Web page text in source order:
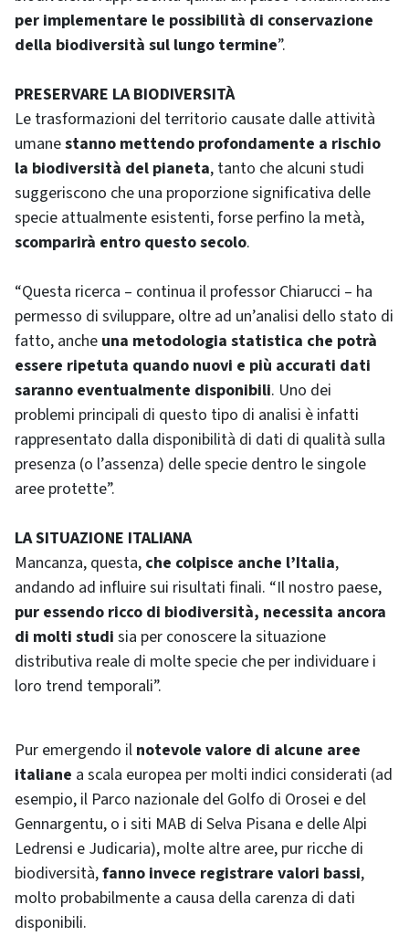
per implementare le possibilità di conservazione
della biodiversità sul lungo termine”.
PRESERVARE LA BIODIVERSITÀ
Le trasformazioni del territorio causate dalle attività
umanestanno mettendo profondamente a rischio
la biodiversità del pianeta, tanto che alcuni studi
suggeriscono che una proporzione significativa delle
specie attualmente esistenti, forse perfino la metà,
scomparirà entro questo secolo.
“Questa ricerca – continua il professor Chiarucci – ha
permesso di sviluppare, oltre ad un’analisi dello stato di
fatto, anche una metodologia statistica che potrà
essere ripetuta quando nuovi e più accurati dati
saranno eventualmente disponibili. Uno dei
problemi principali di questo tipo di analisi è infatti
rappresentato dalla disponibilità di dati di qualità sulla
presenza (o l’assenza) delle specie dentro le singole
aree protette”.
LA SITUAZIONE ITALIANA
Mancanza, questa, che colpisce anche l’Italia,
andando ad influire sui risultati finali. “Il nostro paese,
pur essendo ricco di biodiversità, necessita ancora
di molti studi sia per conoscere la situazione
distributiva reale di molte specie che per individuare i
loro trend temporali”.
Pur emergendo il notevole valore di alcune aree
italiane a scala europea per molti indici considerati (ad
esempio, il Parco nazionale del Golfo di Orosei e del
Gennargentu, o i siti MAB di Selva Pisana e delle Alpi
Ledrensi e Judicaria), molte altre aree, pur ricche di
biodiversità,fanno invece registrare valori bassi,
molto probabilmente a causa della carenza di dati
disponibili.